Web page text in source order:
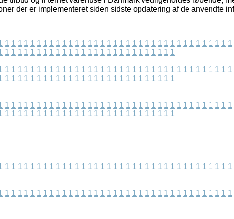
der er implementeret siden sidste opdatering af de anvendte
1 1 1 1 1 1 1 1 1 1 1 1 1 1 1 1 1 1 1 1 1 1 1 1 1 1 1 1 1 1 1 1 1 1 1 1
1 1 1 1 1 1 1 1 1 1 1 1 1 1 1 1 1 1 1 1 1 1 1 1 1 1 1
1 1 1 1 1 1 1 1 1 1 1 1 1 1 1 1 1 1 1 1 1 1 1 1 1 1 1 1 1 1 1 1 1 1 1 1
1 1 1 1 1 1 1 1 1 1 1 1 1 1 1 1 1 1 1 1 1 1 1 1 1 1 1
1 1 1 1 1 1 1 1 1 1 1 1 1 1 1 1 1 1 1 1 1 1 1 1 1 1 1 1 1 1 1 1 1 1 1 1
1 1 1 1 1 1 1 1 1 1 1 1 1 1 1 1 1 1 1 1 1 1 1 1 1 1 1
1 1 1 1 1 1 1 1 1 1 1 1 1 1 1 1 1 1 1 1 1 1 1 1 1 1 1 1 1 1 1 1 1 1 1 1
1 1 1 1 1 1 1 1 1 1 1 1 1 1 1 1 1 1 1 1 1 1 1 1 1 1 1 1 1 1 1 1 1 1 1 1